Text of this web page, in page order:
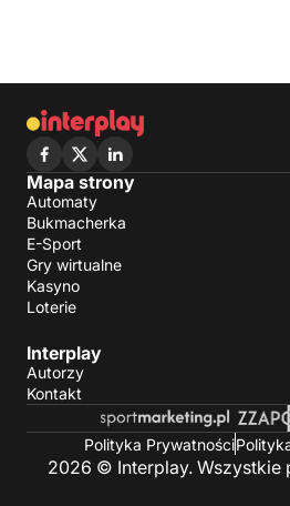
Mapa strony
Automaty
Bukmacherka
E-Sport
Gry wirtualne
Kasyno
Loterie
Interplay
Autorzy
Kontakt
Polityka Prywatności
2026 © Interplay. Wszystkie